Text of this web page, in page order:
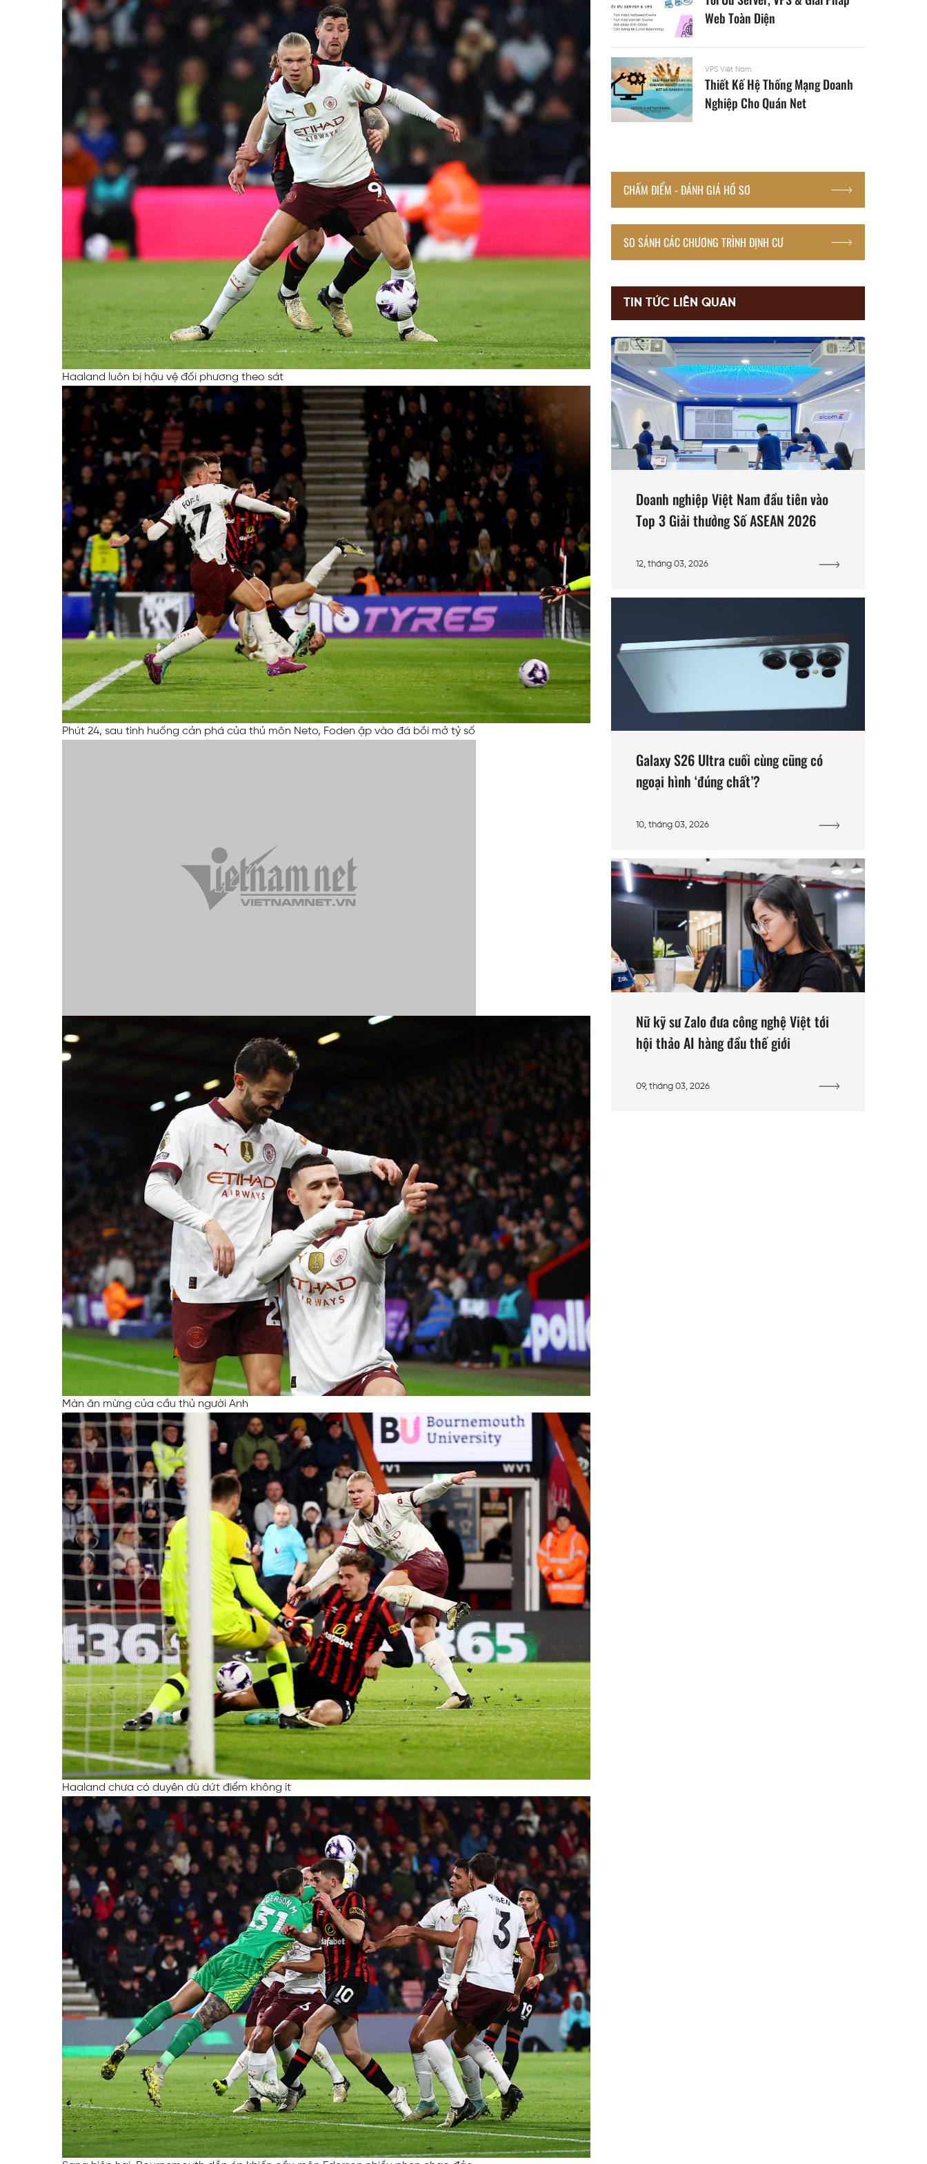
Haaland luôn bị hậu vệ đối phương theo sát
Phút 24, sau tình huống cản phá của thủ môn Neto, Foden ập vào đá bồi mở tỷ số
Màn ăn mừng của cầu thủ người Anh
Haaland chưa có duyên dù dứt điểm không ít
Web Toàn Diện
VPS Việt Nam
Thiết Kế Hệ Thống Mạng Doanh
Nghiệp Cho Quán Net
Web Toàn Diện
VPS Việt Nam
Thiết Kế Hệ Thống Mạng Doanh
Nghiệp Cho Quán Net
Web Toàn Diện
VPS Việt Nam
Thiết Kế Hệ Thống Mạng Doanh
Nghiệp Cho Quán Net
CHẤM ĐIỂM - ĐÁNH GIÁ HỒ SƠ
SO SÁNH CÁC CHƯƠNG TRÌNH ĐỊNH CƯ
TIN TỨC LIÊN QUAN
Doanh nghiệp Việt Nam đầu tiên vào
Top 3 Giải thưởng Số ASEAN 2026
12, tháng 03, 2026
Galaxy S26 Ultra cuối cùng cũng có
ngoại hình ‘đúng chất’?
10, tháng 03, 2026
Nữ kỹ sư Zalo đưa công nghệ Việt tới
hội thảo AI hàng đầu thế giới
09, tháng 03, 2026